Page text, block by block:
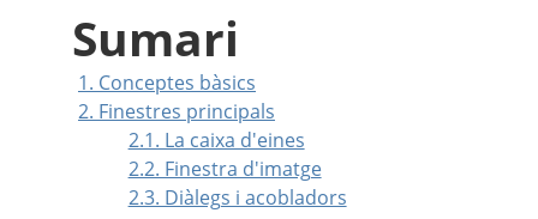
Sumari
1. Conceptes bàsics
2. Finestres principals
2.1. La caixa d'eines
2.2. Finestra d'imatge
2.3. Diàlegs i acobladors